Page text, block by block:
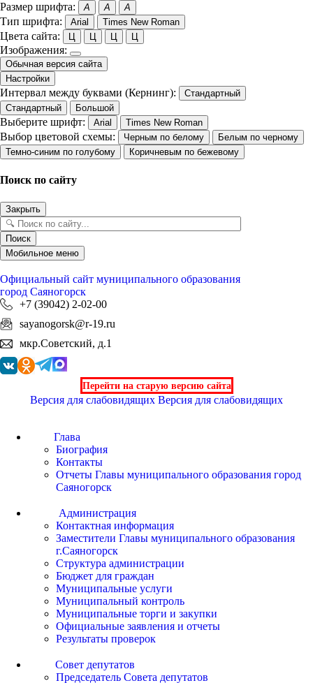
Размер шрифта: A A A
Тип шрифта: Arial Times New Roman
Цвета сайта: Ц Ц Ц Ц
Изображения:
Обычная версия сайта
Настройки
Интервал между буквами (Кернинг):
Стандартный
Стандартный
Большой
Выберите шрифт: Arial Times New Roman
Выбор цветовой схемы: Черным по белому
Белым по черному
Темно-синим по голубому
Коричневым по бежевому
Поиск по сайту
Закрыть
Поиск
Мобильное меню
Официальный сайт муниципального образования
город Саяногорск
+7 (39042) 2-02-00
sayanogorsk@r-19.ru
мкр.Советский, д.1
Перейти на старую версию сайта
Версия для слабовидящих Версия для слабовидящих
Глава
Биография
Контакты
Отчеты Главы муниципального образования город
Саяногорск
Администрация
Контактная информация
Заместители Главы муниципального образования
г.Саяногорск
Структура администрации
Бюджет для граждан
Муниципальные услуги
Муниципальный контроль
Муниципальные торги и закупки
Официальные заявления и отчеты
Результаты проверок
Совет депутатов
Председатель Совета депутатов